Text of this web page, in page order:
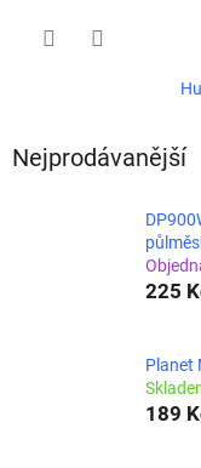
Nejprodávanější
225
Planet
189